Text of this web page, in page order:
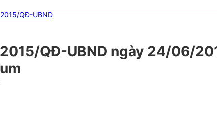
QĐ-UBND
QĐ-UBND ngày 24/06/